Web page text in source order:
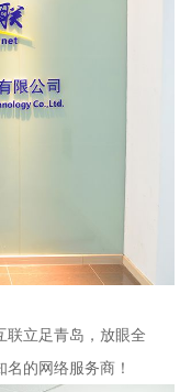
联立足青岛，放眼全
的网络服务商！